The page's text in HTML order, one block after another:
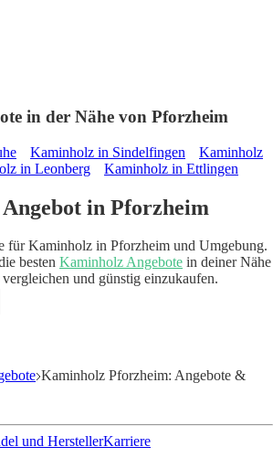
in der Nähe von Pforzheim
Kaminholz in Sindelfingen
Kaminholz
in Leonberg Kaminholz in Ettlingen
in Pforzheim
für Kaminholz in Pforzheim und Umgebung.
besten Kaminholz Angebote in deiner Nähe
und günstig einzukaufen.
Kaminholz Pforzheim: Angebote &
und HerstellerKarriere